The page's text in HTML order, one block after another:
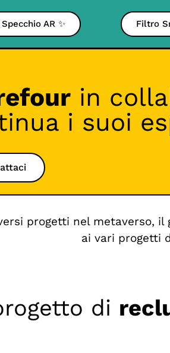
Specchio AR ✨ Filtro
in
i suoi
progetti nel metaverso,
ai vari progetti
di